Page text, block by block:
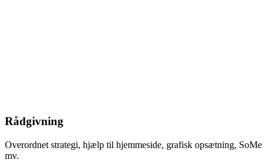
Rådgivning
Overordnet strategi, hjælp til hjemmeside, grafisk opsætning, SoMe
mv.